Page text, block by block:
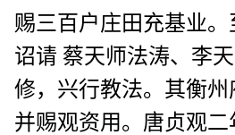
赐三百户庄田充基业。
诏请 蔡天师法涛、李
修，兴行教法。其衡州
并赐观资用。唐贞观